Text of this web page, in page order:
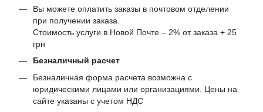
Вы можете оплатить заказы в почтовом отделении
при получении заказа.
Стоимость услуги в Новой Почте – 2% от заказа + 25
грн
Безналичный расчет
Безналичная форма расчета возможна с
юридическими лицами или организациями. Цены на
сайте указаны с учетом НДС